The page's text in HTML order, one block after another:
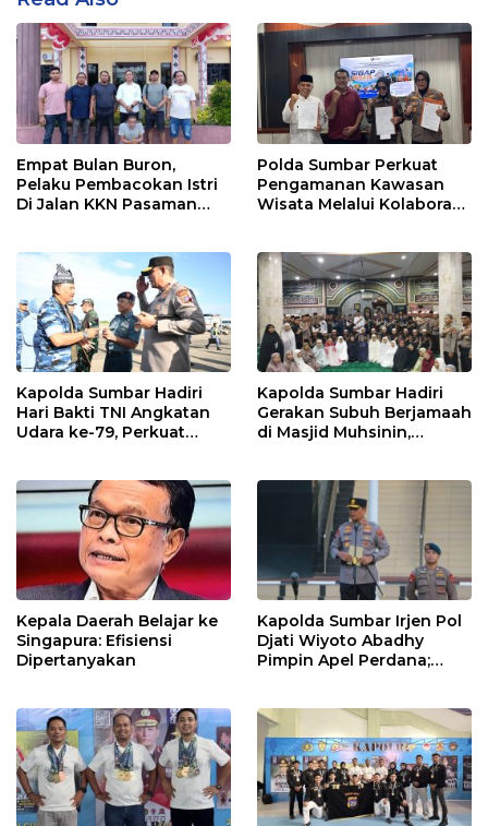
Empat Bulan Buron,
Pelaku Pembacokan Istri
Di Jalan KKN Pasaman
Pasbar Di Provinsi
Sumatera Utara
Polda Sumbar Perkuat
Pengamanan Kawasan
Wisata Melalui Kolaborasi
Kapolda Sumbar Hadiri
Hari Bakti TNI Angkatan
Udara ke-79, Perkuat
Kapolda Sumbar Hadiri
Gerakan Subuh Berjamaah
di Masjid Muhsinin,
Kepala Daerah Belajar ke
Singapura: Efisiensi
Dipertanyakan
Kapolda Sumbar Irjen Pol
Djati Wiyoto Abadhy
Pimpin Apel Perdana;